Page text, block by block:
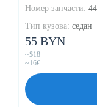
Номер запчасти:
Тип кузова: седан
55 BYN
~$18
~16€